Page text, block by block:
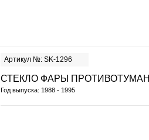
Артикул №: SK-1296
СТЕКЛО ФАРЫ
Год выпуска: 1988 - 1995